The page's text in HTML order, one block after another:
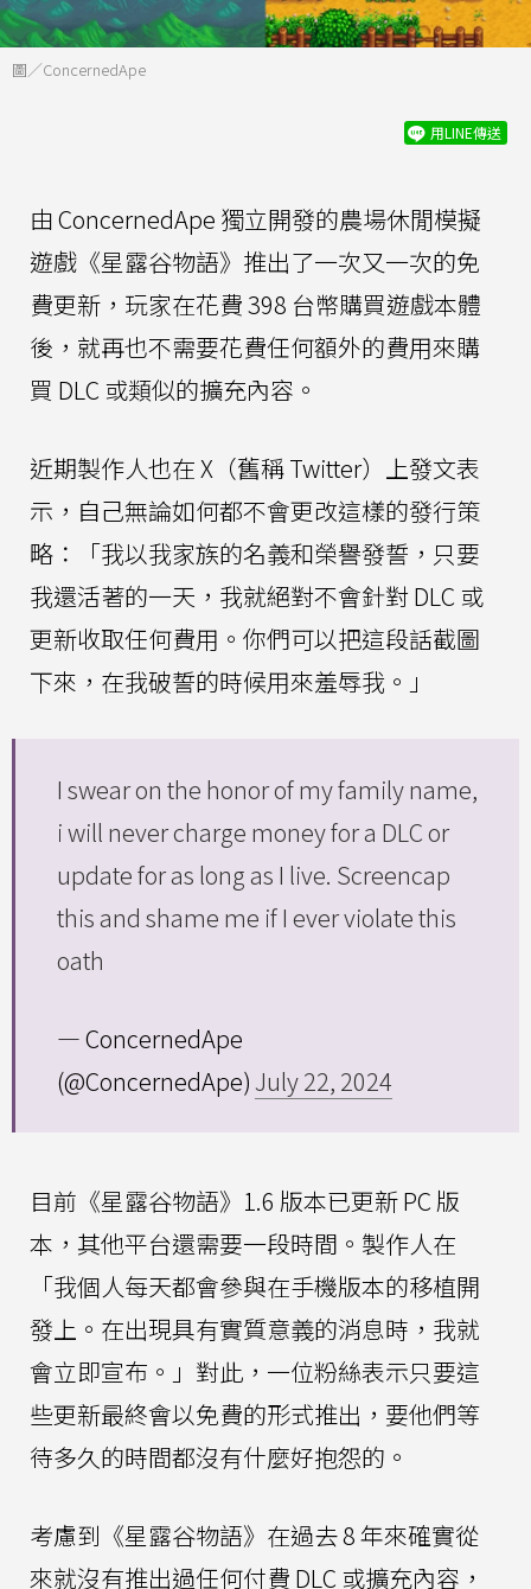
圖／ConcernedApe
用LINE傳送
由 ConcernedApe 獨立開發的農場休閒模擬
遊戲《星露谷物語》推出了一次又一次的免
費更新，玩家在花費 398 台幣購買遊戲本體
後，就再也不需要花費任何額外的費用來購
買 DLC 或類似的擴充內容。
近期製作人也在 X（舊稱 Twitter）上發文表
示，自己無論如何都不會更改這樣的發行策
略：「我以我家族的名義和榮譽發誓，只要
我還活著的一天，我就絕對不會針對 DLC 或
更新收取任何費用。你們可以把這段話截圖
下來，在我破誓的時候用來羞辱我。」
I swear on the honor of my family name,
i will never charge money for a DLC or
update for as long as I live. Screencap
this and shame me if I ever violate this
oath
— ConcernedApe
(@ConcernedApe) July 22, 2024
目前《星露谷物語》1.6 版本已更新 PC 版
本，其他平台還需要一段時間。製作人在
「我個人每天都會參與在手機版本的移植開
發上。在出現具有實質意義的消息時，我就
會立即宣布。」對此，一位粉絲表示只要這
些更新最終會以免費的形式推出，要他們等
待多久的時間都沒有什麼好抱怨的。
考慮到《星露谷物語》在過去 8 年來確實從
來就沒有推出過任何付費 DLC 或擴充內容，